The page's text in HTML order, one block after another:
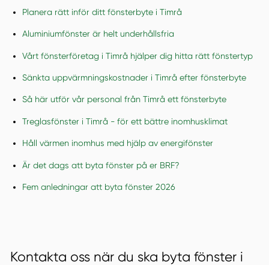
Planera rätt inför ditt fönsterbyte i Timrå
Aluminiumfönster är helt underhållsfria
Vårt fönsterföretag i Timrå hjälper dig hitta rätt fönstertyp
Sänkta uppvärmningskostnader i Timrå efter fönsterbyte
Så här utför vår personal från Timrå ett fönsterbyte
Treglasfönster i Timrå - för ett bättre inomhusklimat
Håll värmen inomhus med hjälp av energifönster
Är det dags att byta fönster på er BRF?
Fem anledningar att byta fönster 2026
Kontakta oss när du ska byta fönster i